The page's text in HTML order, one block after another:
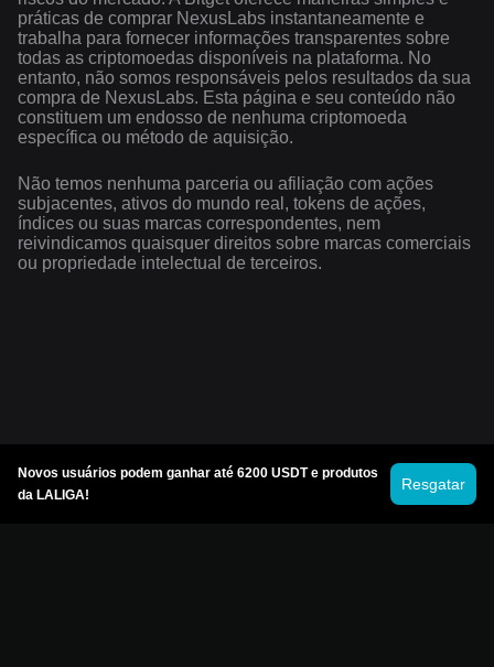
práticas de comprar NexusLabs instantaneamente e
trabalha para fornecer informações transparentes sobre
todas as criptomoedas disponíveis na plataforma. No
entanto, não somos responsáveis pelos resultados da sua
compra de NexusLabs. Esta página e seu conteúdo não
constituem um endosso de nenhuma criptomoeda
específica ou método de aquisição.
Não temos nenhuma parceria ou afiliação com ações
subjacentes, ativos do mundo real, tokens de ações,
índices ou suas marcas correspondentes, nem
reivindicamos quaisquer direitos sobre marcas comerciais
ou propriedade intelectual de terceiros.
Novos usuários podem ganhar até 6200 USDT e produtos
da LALIGA!
Resgatar